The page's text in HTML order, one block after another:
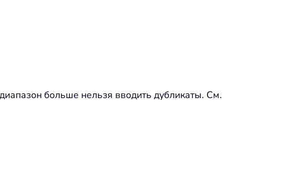
больше нельзя вводить дубликаты. См.